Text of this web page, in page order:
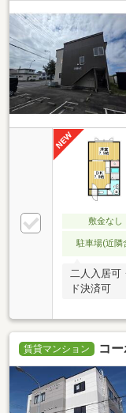
敷金なし
駐車場(近隣
二人入居可
ド決済可
賃貸マンション コ